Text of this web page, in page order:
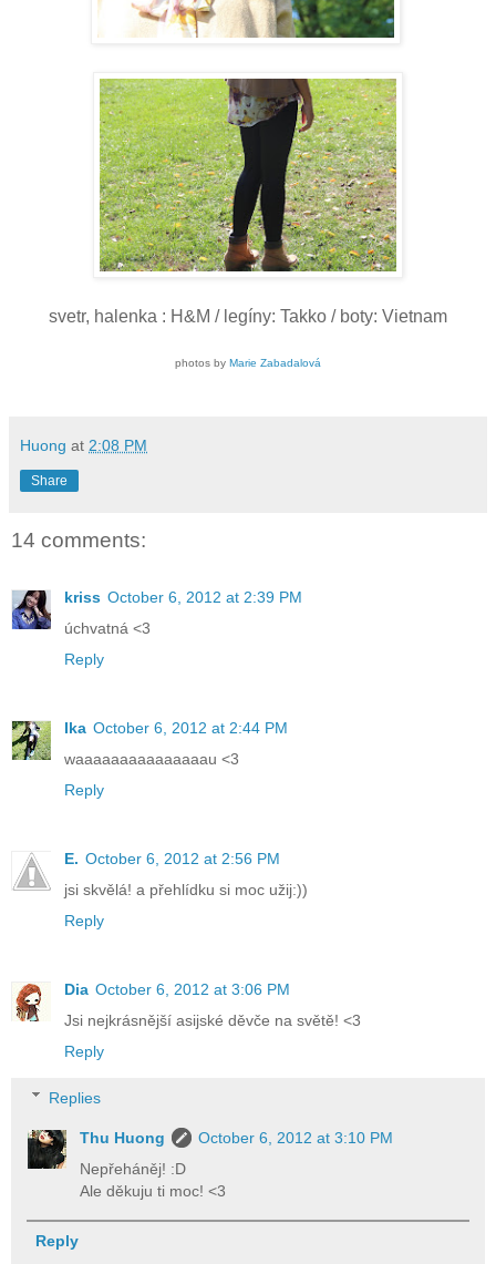
svetr, halenka : H&M / legíny: Takko / boty: Vietnam
photos by Marie Zabadalová
Huong at 2:08 PM
Share
14 comments:
kriss October 6, 2012 at 2:39 PM
úchvatná <3
Reply
Ika October 6, 2012 at 2:44 PM
waaaaaaaaaaaaaaau <3
Reply
E. October 6, 2012 at 2:56 PM
jsi skvělá! a přehlídku si moc užij:))
Reply
Dia October 6, 2012 at 3:06 PM
Jsi nejkrásnější asijské děvče na světě! <3
Reply
Replies
Thu Huong
October 6, 2012 at 3:10 PM
Nepřeháněj! :D
Ale děkuju ti moc! <3
Reply